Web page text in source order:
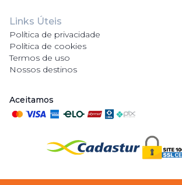
Links Úteis
Política de privacidade
Política de cookies
Termos de uso
Nossos destinos
Aceitamos